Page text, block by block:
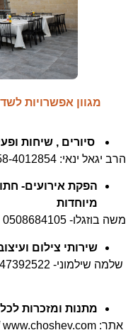
מגוון אפשרויות
סיורים , שיחות
הרב יגאל ינאי: 058-4012854 // yigal@mhever.org.il
הפקת אירועים-
מיוחדות
משה בוזגלו- 0508684105
שירותי צילום
שלמה שילמוני- 0547392522
מתנות ומזכרות
אתר: www.choshev.com //